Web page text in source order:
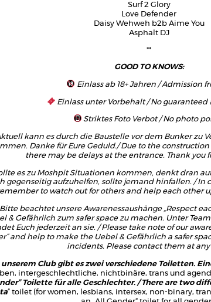
Surf 2 Glory
Love Defender
Daisy Wehweh b2b Aime You
Asphalt DJ
**
GOOD TO KNOWS:
Einlass ab 18+ Jahren / Admission
Einlass unter Vorbehalt / No guaranteed
Striktes Foto Verbot / No photo
kann es durch die Baustelle vor dem Bunker zu
Danke für Eure Geduld./ Due to the
there may be delays at the entrance. Thank you
es zu Moshpit Situationen kommen, denkt dran
gegenseitig aufzuhelfen, sollte jemand hinfallen. / In
to watch out for others and help each other
Bitte beachtet unsere Awarenessaushänge „Respect
& Gefährlich zum safer space zu machen. Unter
Euch jederzeit an sie. / Please take note of our
and help to make the Uebel & Gefährlich a safer
incidents. Please contact them at
unserem Club gibt es zwei verschiedene Toiletten.
intergeschlechtliche, nichtbinäre, trans und
Toilette für alle Geschlechter. / There are two
“ toilet (for women, lesbians, intersex, non-binary,